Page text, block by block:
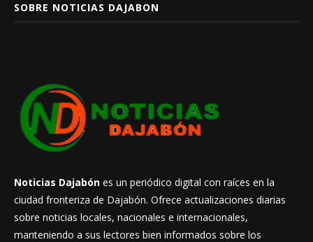
SOBRE NOTICIAS DAJABON
Noticias Dajabón es un periódico digital con raíces en la
ciudad fronteriza de Dajabón. Ofrece actualizaciones diarias
sobre noticias locales, nacionales e internacionales,
manteniendo a sus lectores bien informados sobre los